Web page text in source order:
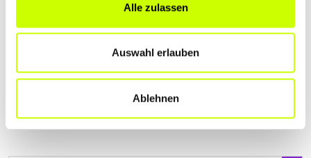
Alle zulassen
Auswahl erlauben
Ablehnen